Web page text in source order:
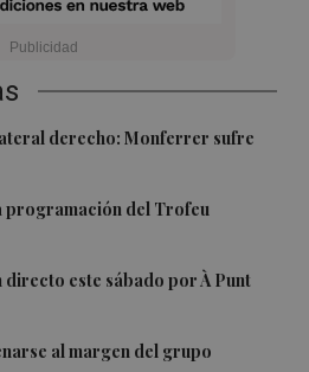
derecho: Monferrer sufre
programación del Trofeu
este sábado por À Punt
al margen del grupo